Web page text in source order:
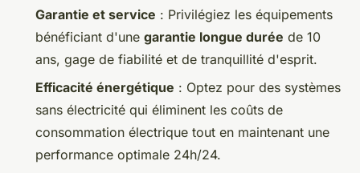
Garantie et service : Privilégiez les équipements
bénéficiant d'une garantie longue durée de 10
ans, gage de fiabilité et de tranquillité d'esprit.
Efficacité énergétique : Optez pour des systèmes
sans électricité qui éliminent les coûts de
consommation électrique tout en maintenant une
performance optimale 24h/24.